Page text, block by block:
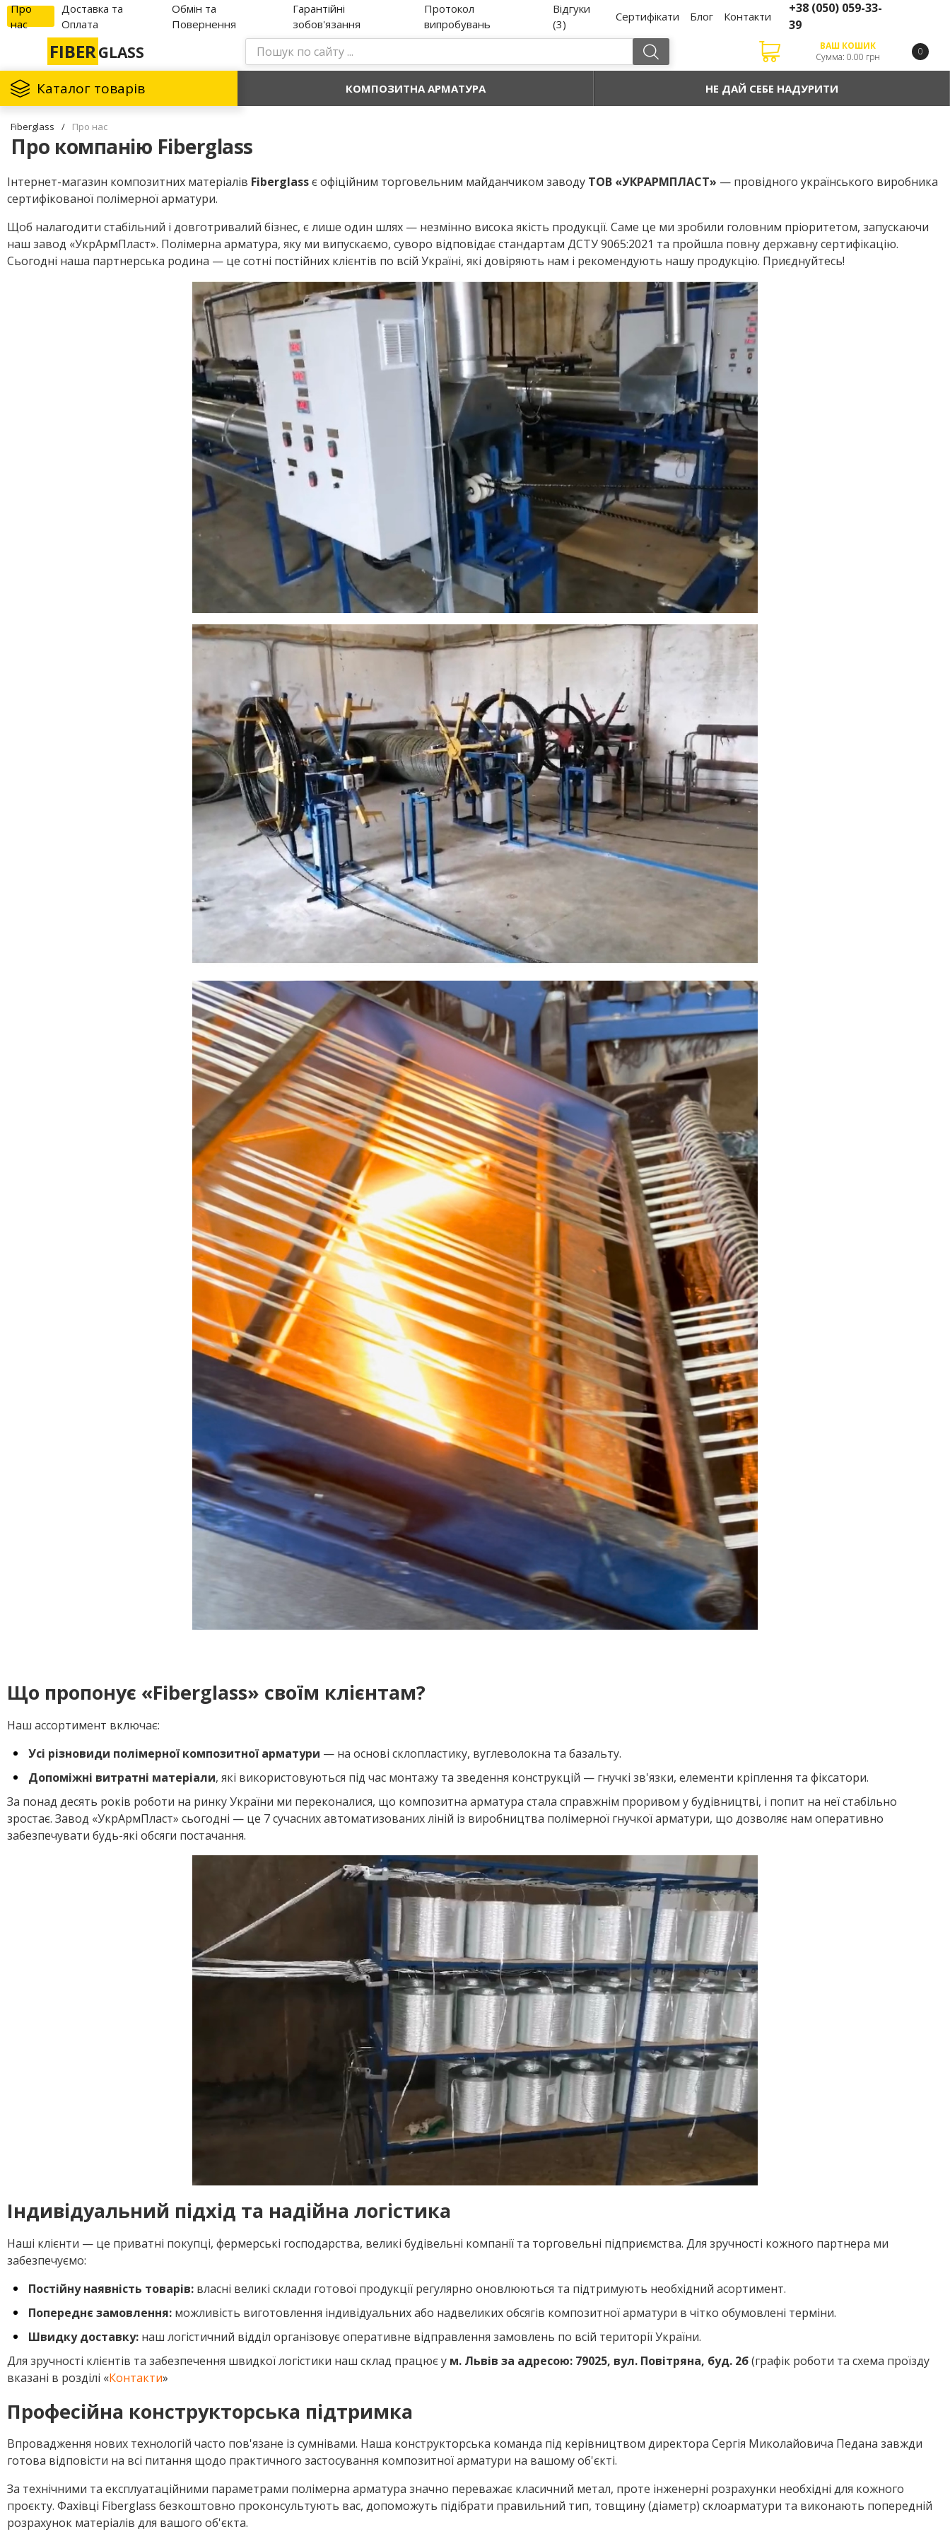
Про
нас
Доставка та
Оплата
Обмін та
Повернення
Гарантійні
зобов'язання
Протокол
випробувань
Відгуки
(3)
Сертифікати Блог Контакти
+38 (050) 059-33-
39
FIBERGLASS
ВАШ КОШИК
Сумма: 0.00 грн
0
Каталог товарів КОМПОЗИТНА АРМАТУРА НЕ ДАЙ СЕБЕ НАДУРИТИ
Fiberglass / Про нас
Про компанію Fiberglass
Інтернет-магазин композитних матеріалів Fiberglassє офіційним торговельним майданчиком заводу ТОВ «УКРАРМПЛАСТ» — провідного українського виробника
сертифікованої полімерної арматури.
Щоб налагодити стабільний і довготривалий бізнес, є лише один шлях — незмінно висока якість продукції. Саме це ми зробили головним пріоритетом, запускаючи
наш завод «УкрАрмПласт». Полімерна арматура, яку ми випускаємо, суворо відповідає стандартам ДСТУ 9065:2021 та пройшла повну державну сертифікацію.
Сьогодні наша партнерська родина — це сотні постійних клієнтів по всій Україні, які довіряють нам і рекомендують нашу продукцію. Приєднуйтесь!
Що пропонує «Fiberglass» своїм клієнтам?
Наш ассортимент включає:
Усі різновиди полімерної композитної арматури — на основі склопластику, вуглеволокна та базальту.
Допоміжні витратні матеріали, які використовуються під час монтажу та зведення конструкцій — гнучкі зв'язки, елементи кріплення та фіксатори.
За понад десять років роботи на ринку України ми переконалися, що композитна арматура стала справжнім проривом у будівництві, і попит на неї стабільно
зростає. Завод «УкрАрмПласт» сьогодні — це 7 сучасних автоматизованих ліній із виробництва полімерної гнучкої арматури, що дозволяє нам оперативно
забезпечувати будь-які обсяги постачання.
Індивідуальний підхід та надійна логістика
Наші клієнти — це приватні покупці, фермерські господарства, великі будівельні компанії та торговельні підприємства. Для зручності кожного партнера ми
забезпечуємо:
Постійну наявність товарів: власні великі склади готової продукції регулярно оновлюються та підтримують необхідний асортимент.
Попереднє замовлення: можливість виготовлення індивідуальних або надвеликих обсягів композитної арматури в чітко обумовлені терміни.
Швидку доставку: наш логістичний відділ організовує оперативне відправлення замовлень по всій території України.
Для зручності клієнтів та забезпечення швидкої логістики наш склад працює у м. Львів за адресою: 79025, вул. Повітряна, буд. 2б(графік роботи та схема проїзду
вказані в розділі «Контакти»
Професійна конструкторська підтримка
Впровадження нових технологій часто пов'язане із сумнівами. Наша конструкторська команда під керівництвом директора Сергія Миколайовича Педана завжди
готова відповісти на всі питання щодо практичного застосування композитної арматури на вашому об'єкті.
За технічними та експлуатаційними параметрами полімерна арматура значно переважає класичний метал, проте інженерні розрахунки необхідні для кожного
проєкту. Фахівці Fiberglass безкоштовно проконсультують вас, допоможуть підібрати правильний тип, товщину (діаметр) склоарматури та виконають попередній
розрахунок матеріалів для вашого об'єкта.